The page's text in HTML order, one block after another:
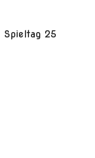
| Spieltag 25